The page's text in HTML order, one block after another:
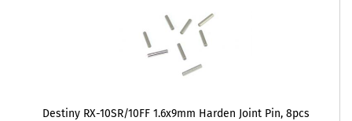
Destiny RX-10SR/10FF 1.6x9mm Harden Joint Pin, 8pcs